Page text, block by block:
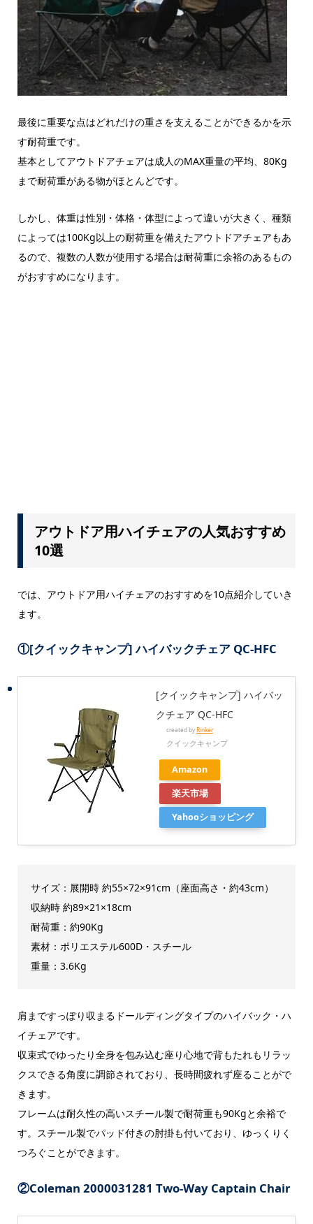
最後に重要な点はどれだけの重さを支えることができるかを示
す耐荷重です。
基本としてアウトドアチェアは成人のMAX重量の平均、80Kg
まで耐荷重がある物がほとんどです。
しかし、体重は性別・体格・体型によって違いが大きく、種類
によっては100Kg以上の耐荷重を備えたアウトドアチェアもあ
るので、複数の人数が使用する場合は耐荷重に余裕のあるもの
がおすすめになります。
アウトドア用ハイチェアの人気おすすめ
10選
では、アウトドア用ハイチェアのおすすめを10点紹介していき
ます。
①[クイックキャンプ] ハイバックチェア QC-HFC
[クイックキャンプ] ハイバッ
クチェア QC-HFC
created byRinker
クイックキャンプ
Amazon
楽天市場
Yahooショッピング
サイズ：展開時 約55×72×91cm（座面高さ・約43cm）
収納時 約89×21×18cm
耐荷重：約90Kg
素材：ポリエステル600D・スチール
重量：3.6Kg
肩まですっぽり収まるドールディングタイプのハイバック・ハ
イチェアです。
収束式でゆったり全身を包み込む座り心地で背もたれもリラッ
クスできる角度に調節されており、長時間疲れず座ることがで
きます。
フレームは耐久性の高いスチール製で耐荷重も90Kgと余裕で
す。スチール製でパッド付きの肘掛も付いており、ゆっくりく
つろぐことができます。
②Coleman 2000031281 Two-Way Captain Chair